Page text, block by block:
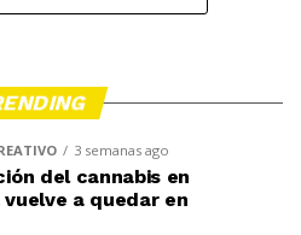
3 semanas ago
del cannabis en
vuelve a quedar en